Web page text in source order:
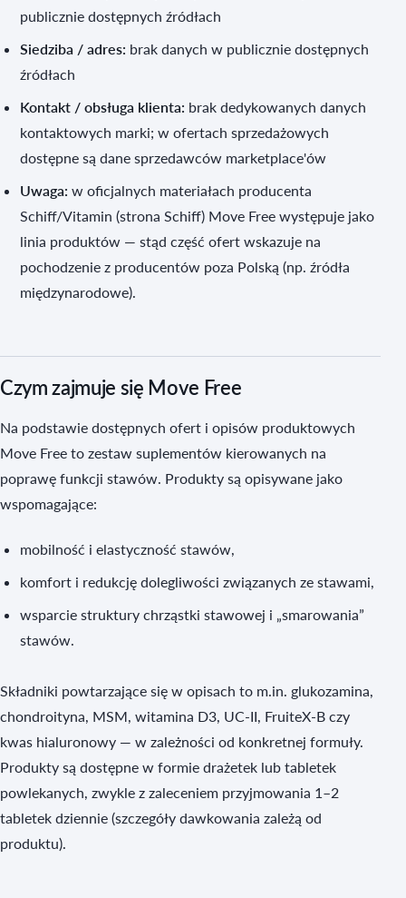
publicznie dostępnych źródłach
Siedziba / adres: brak danych w publicznie dostępnych
źródłach
Kontakt / obsługa klienta: brak dedykowanych danych
kontaktowych marki; w ofertach sprzedażowych
dostępne są dane sprzedawców marketplace'ów
Uwaga: w oficjalnych materiałach producenta
Schiff/Vitamin (strona Schiff) Move Free występuje jako
linia produktów — stąd część ofert wskazuje na
pochodzenie z producentów poza Polską (np. źródła
międzynarodowe).
Czym zajmuje się Move Free
Na podstawie dostępnych ofert i opisów produktowych
Move Free to zestaw suplementów kierowanych na
poprawę funkcji stawów. Produkty są opisywane jako
wspomagające:
mobilność i elastyczność stawów,
komfort i redukcję dolegliwości związanych ze stawami,
wsparcie struktury chrząstki stawowej i „smarowania”
stawów.
Składniki powtarzające się w opisach to m.in. glukozamina,
chondroityna, MSM, witamina D3, UC‑II, FruiteX‑B czy
kwas hialuronowy — w zależności od konkretnej formuły.
Produkty są dostępne w formie drażetek lub tabletek
powlekanych, zwykle z zaleceniem przyjmowania 1–2
tabletek dziennie (szczegóły dawkowania zależą od
produktu).